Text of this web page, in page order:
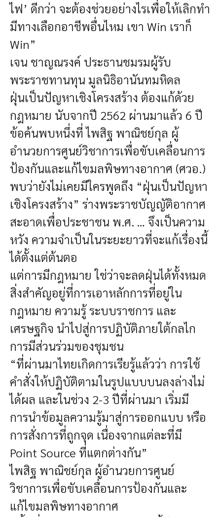
ไฟ’ ดีกว่า จะต้องช่วยอย่างไรเพื่อให้เลิกทำ
มีทางเลือกอาชีพอื่นไหม เขา Win เราก็
Win”
เจน ชาญณรงค์ ประธานชมรมผู้รับ
พระราชทานทุน มูลนิธิอานันทมหิดล
ฝุ่นเป็นปัญหาเชิงโครงสร้าง ต้องแก้ด้วย
กฎหมาย นับจากปี 2562 ผ่านมาแล้ว 6 ปี
ข้อค้นพบหนึ่งที่ ไพสิฐ พาณิชย์กุล ผู้
อำนวยการศูนย์วิชาการเพื่อขับเคลื่อนการ
ป้องกันและแก้ไขมลพิษทางอากาศ (ศวอ.)
พบว่ายังไม่เคยมีใครพูดถึง “ฝุ่นเป็นปัญหา
เชิงโครงสร้าง” ร่างพระราชบัญญัติอากาศ
สะอาดเพื่อประชาชน พ.ศ. … จึงเป็นความ
หวัง ความจำเป็นในระยะยาวที่จะแก้เรื่องนี้
ได้ตั้งแต่ต้นตอ
แต่การมีกฎหมาย ใช่ว่าจะลดฝุ่นได้ทั้งหมด
สิ่งสำคัญอยู่ที่การเอาหลักการที่อยู่ใน
กฎหมาย ความรู้ ระบบราชการ และ
เศรษฐกิจ นำไปสู่การปฏิบัติภายใต้กลไก
การมีส่วนร่วมของชุมชน
“ที่ผ่านมาไทยเกิดการเรียรู้แล้วว่า การใช้
คำสั่งให้ปฏิบัติตามในรูปแบบบนลงล่างไม่
ได้ผล และในช่วง 2-3 ปีที่ผ่านมา เริ่มมี
การนำข้อมูลความรู้มาสู่การออกแบบ หรือ
การสั่งการที่ถูกจุด เนื่องจากแต่ละที่มี
Point Source ที่แตกต่างกัน”
ไพสิฐ พาณิชย์กุล ผู้อำนวยการศูนย์
วิชาการเพื่อขับเคลื่อนการป้องกันและ
แก้ไขมลพิษทางอากาศ